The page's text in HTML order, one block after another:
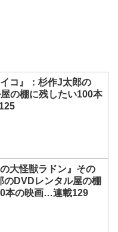
コ』：杉作J太郎の
の棚に残したい100本
大怪獣ラドン』その
のDVDレンタル屋の棚
本の映画…連載129